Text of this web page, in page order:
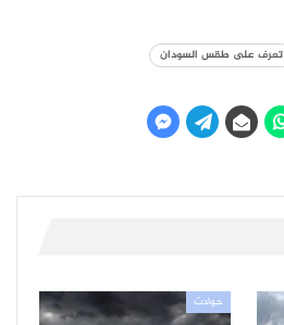
تعرف على طقس السودان
حوادث